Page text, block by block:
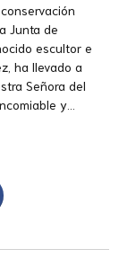
Junta de
escultor e
ha llevado a
Señora del
y...